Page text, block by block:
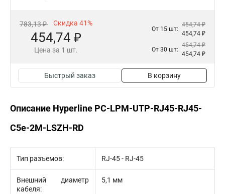
783,13 ₽ Скидка 41%
454,74 ₽
Цена за 1 шт.
От 15 шт:
454,74 ₽
454,74 ₽
От 30 шт:
454,74 ₽
454,74 ₽
Быстрый заказ В корзину
Описание Hyperline PC-LPM-UTP-RJ45-RJ45-
C5e-2M-LSZH-RD
Тип разъемов: RJ-45 - RJ-45
Внешний диаметр
кабеля:
5,1 мм